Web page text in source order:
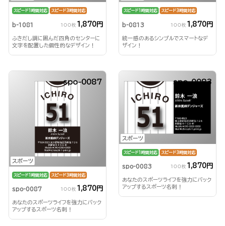
スピード1時間対応 スピード3時間対応
b-1081 100枚 1,870円
ふきだし調に囲んだ四角のセンターに
文字を配置した個性的なデザイン！
スピード1時間対応 スピード3時間対応
b-0813 100枚 1,870円
統一感のあるシンプルでスマートなデ
ザイン！
スポーツ
spo-0087
スピード1時間対応 スピード3時間対応
spo-0087 100枚 1,870円
あなたのスポーツライフを強力にバック
アップするスポーツ名刺！
スポーツ
spo-0083
スピード1時間対応 スピード3時間対応
spo-0083 100枚 1,870円
あなたのスポーツライフを強力にバック
アップするスポーツ名刺！